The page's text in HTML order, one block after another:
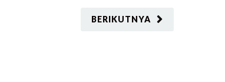
BERIKUTNYA